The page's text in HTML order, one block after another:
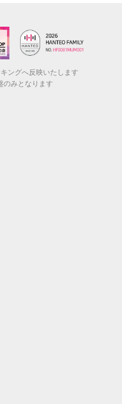
ングへ反映いたします
のみとなります